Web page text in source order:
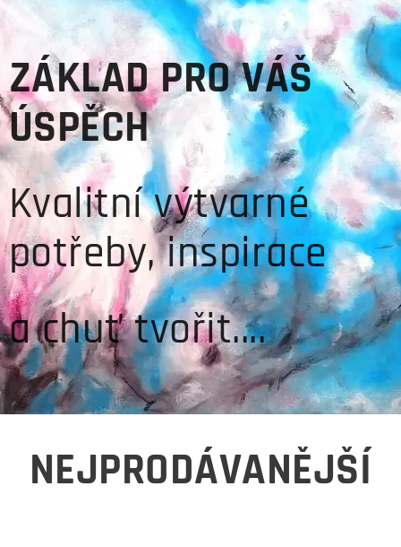
ZÁKLAD PRO VÁŠ
ÚSPĚCH
Kvalitní výtvarné
potřeby, inspirace
a chuť tvořit....
NEJPRODÁVANĚJŠÍ